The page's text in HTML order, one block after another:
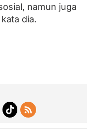
namun juga
dia.